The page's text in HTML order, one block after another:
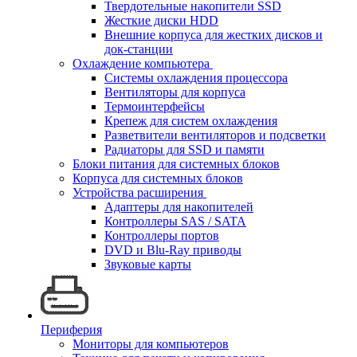
Твердотельные накопители SSD
Жесткие диски HDD
Внешние корпуса для жестких дисков и
док-станции
Охлаждение компьютера
Системы охлаждения процессора
Вентиляторы для корпуса
Термоинтерфейсы
Крепеж для систем охлаждения
Разветвители вентиляторов и подсветки
Радиаторы для SSD и памяти
Блоки питания для системных блоков
Корпуса для системных блоков
Устройства расширения
Адаптеры для накопителей
Контроллеры SAS / SATA
Контроллеры портов
DVD и Blu-Ray приводы
Звуковые карты
Периферия
Мониторы для компьютеров